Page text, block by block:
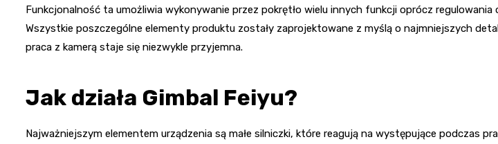
Funkcjonalność ta umożliwia wykonywanie przez pokrętło wielu innych funkcji oprócz regulowania
Wszystkie poszczególne elementy produktu zostały zaprojektowane z myślą o najmniejszych
praca z kamerą staje się niezwykle przyjemna.
Jak działa Gimbal Feiyu?
Najważniejszym elementem urządzenia są małe silniczki, które reagują na występujące podczas